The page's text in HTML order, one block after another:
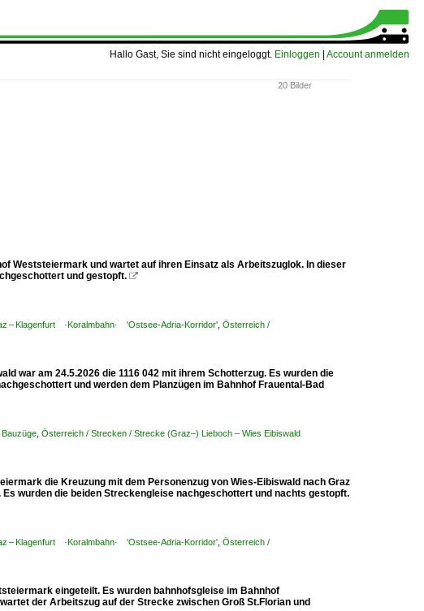
Hallo Gast, Sie sind nicht eingeloggt. Einloggen Account anmelden
20 Bilder
Weststeiermark und wartet auf ihren Einsatz als Arbeitszuglok. In dieser
und gestopft. 
– Klagenfurt ·Koralmbahn· 'Ostsee-Adria-Korridor' Österreich /
war am 24.5.2026 die 1116 042 mit ihrem Schotterzug. Es wurden die
und werden dem Planzügen im Bahnhof Frauental-Bad
Österreich / Strecken / Strecke (Graz–) Lieboch – Wies Eibiswald
die Kreuzung mit dem Personenzug von Wies-Eibiswald nach Graz
wurden die beiden Streckengleise nachgeschottert und nachts gestopft.
– Klagenfurt ·Koralmbahn· 'Ostsee-Adria-Korridor' Österreich /
eingeteilt. Es wurden bahnhofsgleise im Bahnhof
der Arbeitszug auf der Strecke zwischen Groß St.Florian und